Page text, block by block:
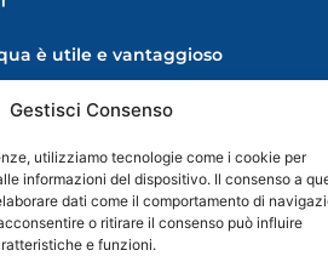
Gestisci Consenso
utilizziamo tecnologie come i cookie per
informazioni del dispositivo. Il consenso a
dati come il comportamento di
o ritirare il consenso può influire
e funzioni.
è utile e vantaggioso
trattamento dell'acqua in ambito civile e
industriale.
Made in Italy
PRODOTTI
Linea Domestica
La Mia Acqua
SEGUICI SUI
SOCIAL
F
I
Y
L